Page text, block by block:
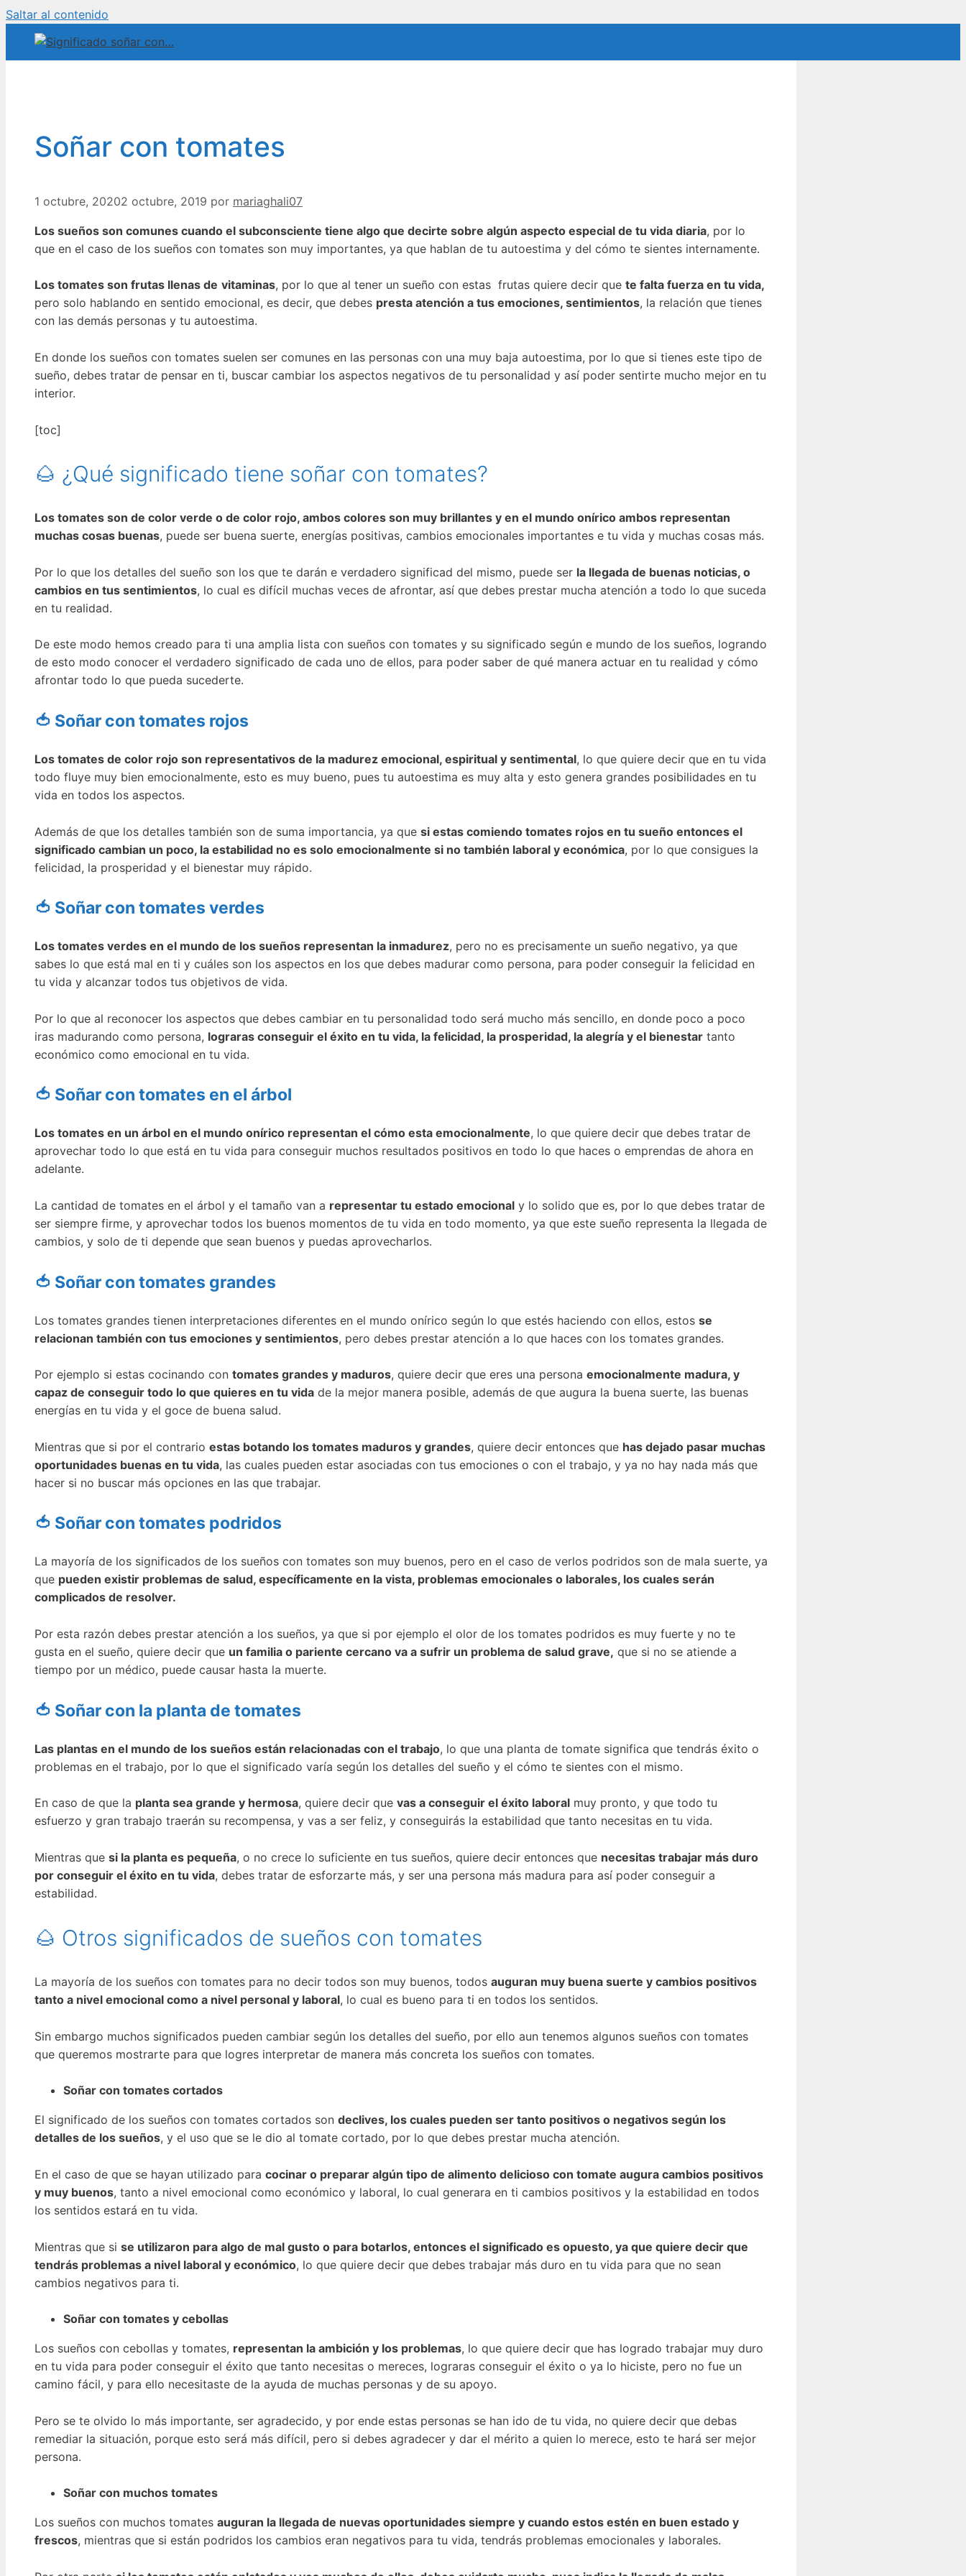
Saltar al contenido
Soñar con tomates
1 octubre, 20202 octubre, 2019 por mariaghali07
Los sueños son comunes cuando el subconsciente tiene algo que decirte sobre algún aspecto especial de tu vida diaria, por lo
que en el caso de los sueños con tomates son muy importantes, ya que hablan de tu autoestima y del cómo te sientes internamente.
Los tomates son frutas llenas de vitaminas, por lo que al tener un sueño con estas frutas quiere decir que te falta fuerza en tu vida,
pero solo hablando en sentido emocional, es decir, que debes presta atención a tus emociones, sentimientos, la relación que tienes
con las demás personas y tu autoestima.
En donde los sueños con tomates suelen ser comunes en las personas con una muy baja autoestima, por lo que si tienes este tipo de
sueño, debes tratar de pensar en ti, buscar cambiar los aspectos negativos de tu personalidad y así poder sentirte mucho mejor en tu
interior.
[toc]
🌰 ¿Qué significado tiene soñar con tomates?
Los tomates son de color verde o de color rojo, ambos colores son muy brillantes y en el mundo onírico ambos representan
muchas cosas buenas, puede ser buena suerte, energías positivas, cambios emocionales importantes e tu vida y muchas cosas más.
Por lo que los detalles del sueño son los que te darán e verdadero significad del mismo, puede ser la llegada de buenas noticias, o
cambios en tus sentimientos, lo cual es difícil muchas veces de afrontar, así que debes prestar mucha atención a todo lo que suceda
en tu realidad.
De este modo hemos creado para ti una amplia lista con sueños con tomates y su significado según e mundo de los sueños, logrando
de esto modo conocer el verdadero significado de cada uno de ellos, para poder saber de qué manera actuar en tu realidad y cómo
afrontar todo lo que pueda sucederte.
🍅 Soñar con tomates rojos
Los tomates de color rojo son representativos de la madurez emocional, espiritual y sentimental, lo que quiere decir que en tu vida
todo fluye muy bien emocionalmente, esto es muy bueno, pues tu autoestima es muy alta y esto genera grandes posibilidades en tu
vida en todos los aspectos.
Además de que los detalles también son de suma importancia, ya que si estas comiendo tomates rojos en tu sueño entonces el
significado cambian un poco, la estabilidad no es solo emocionalmente si no también laboral y económica, por lo que consigues la
felicidad, la prosperidad y el bienestar muy rápido.
🍅 Soñar con tomates verdes
Los tomates verdes en el mundo de los sueños representan la inmadurez, pero no es precisamente un sueño negativo, ya que
sabes lo que está mal en ti y cuáles son los aspectos en los que debes madurar como persona, para poder conseguir la felicidad en
tu vida y alcanzar todos tus objetivos de vida.
Por lo que al reconocer los aspectos que debes cambiar en tu personalidad todo será mucho más sencillo, en donde poco a poco
iras madurando como persona, lograras conseguir el éxito en tu vida, la felicidad, la prosperidad, la alegría y el bienestar tanto
económico como emocional en tu vida.
🍅 Soñar con tomates en el árbol
Los tomates en un árbol en el mundo onírico representan el cómo esta emocionalmente, lo que quiere decir que debes tratar de
aprovechar todo lo que está en tu vida para conseguir muchos resultados positivos en todo lo que haces o emprendas de ahora en
adelante.
La cantidad de tomates en el árbol y el tamaño van a representar tu estado emocional y lo solido que es, por lo que debes tratar de
ser siempre firme, y aprovechar todos los buenos momentos de tu vida en todo momento, ya que este sueño representa la llegada de
cambios, y solo de ti depende que sean buenos y puedas aprovecharlos.
🍅 Soñar con tomates grandes
Los tomates grandes tienen interpretaciones diferentes en el mundo onírico según lo que estés haciendo con ellos, estos se
relacionan también con tus emociones y sentimientos, pero debes prestar atención a lo que haces con los tomates grandes.
Por ejemplo si estas cocinando con tomates grandes y maduros, quiere decir que eres una persona emocionalmente madura, y
capaz de conseguir todo lo que quieres en tu vida de la mejor manera posible, además de que augura la buena suerte, las buenas
energías en tu vida y el goce de buena salud.
Mientras que si por el contrario estas botando los tomates maduros y grandes, quiere decir entonces que has dejado pasar muchas
oportunidades buenas en tu vida, las cuales pueden estar asociadas con tus emociones o con el trabajo, y ya no hay nada más que
hacer si no buscar más opciones en las que trabajar.
🍅 Soñar con tomates podridos
La mayoría de los significados de los sueños con tomates son muy buenos, pero en el caso de verlos podridos son de mala suerte, ya
que pueden existir problemas de salud, específicamente en la vista, problemas emocionales o laborales, los cuales serán
complicados de resolver.
Por esta razón debes prestar atención a los sueños, ya que si por ejemplo el olor de los tomates podridos es muy fuerte y no te
gusta en el sueño, quiere decir que un familia o pariente cercano va a sufrir un problema de salud grave, que si no se atiende a
tiempo por un médico, puede causar hasta la muerte.
🍅 Soñar con la planta de tomates
Las plantas en el mundo de los sueños están relacionadas con el trabajo, lo que una planta de tomate significa que tendrás éxito o
problemas en el trabajo, por lo que el significado varía según los detalles del sueño y el cómo te sientes con el mismo.
En caso de que la planta sea grande y hermosa, quiere decir que vas a conseguir el éxito laboral muy pronto, y que todo tu
esfuerzo y gran trabajo traerán su recompensa, y vas a ser feliz, y conseguirás la estabilidad que tanto necesitas en tu vida.
Mientras que si la planta es pequeña, o no crece lo suficiente en tus sueños, quiere decir entonces que necesitas trabajar más duro
por conseguir el éxito en tu vida, debes tratar de esforzarte más, y ser una persona más madura para así poder conseguir a
estabilidad.
🌰 Otros significados de sueños con tomates
La mayoría de los sueños con tomates para no decir todos son muy buenos, todos auguran muy buena suerte y cambios positivos
tanto a nivel emocional como a nivel personal y laboral, lo cual es bueno para ti en todos los sentidos.
Sin embargo muchos significados pueden cambiar según los detalles del sueño, por ello aun tenemos algunos sueños con tomates
que queremos mostrarte para que logres interpretar de manera más concreta los sueños con tomates.
Soñar con tomates cortados
El significado de los sueños con tomates cortados son declives, los cuales pueden ser tanto positivos o negativos según los
detalles de los sueños, y el uso que se le dio al tomate cortado, por lo que debes prestar mucha atención.
En el caso de que se hayan utilizado para cocinar o preparar algún tipo de alimento delicioso con tomate augura cambios positivos
y muy buenos, tanto a nivel emocional como económico y laboral, lo cual generara en ti cambios positivos y la estabilidad en todos
los sentidos estará en tu vida.
Mientras que si se utilizaron para algo de mal gusto o para botarlos, entonces el significado es opuesto, ya que quiere decir que
tendrás problemas a nivel laboral y económico, lo que quiere decir que debes trabajar más duro en tu vida para que no sean
cambios negativos para ti.
Soñar con tomates y cebollas
Los sueños con cebollas y tomates, representan la ambición y los problemas, lo que quiere decir que has logrado trabajar muy duro
en tu vida para poder conseguir el éxito que tanto necesitas o mereces, lograras conseguir el éxito o ya lo hiciste, pero no fue un
camino fácil, y para ello necesitaste de la ayuda de muchas personas y de su apoyo.
Pero se te olvido lo más importante, ser agradecido, y por ende estas personas se han ido de tu vida, no quiere decir que debas
remediar la situación, porque esto será más difícil, pero si debes agradecer y dar el mérito a quien lo merece, esto te hará ser mejor
persona.
Soñar con muchos tomates
Los sueños con muchos tomates auguran la llegada de nuevas oportunidades siempre y cuando estos estén en buen estado y
frescos, mientras que si están podridos los cambios eran negativos para tu vida, tendrás problemas emocionales y laborales.